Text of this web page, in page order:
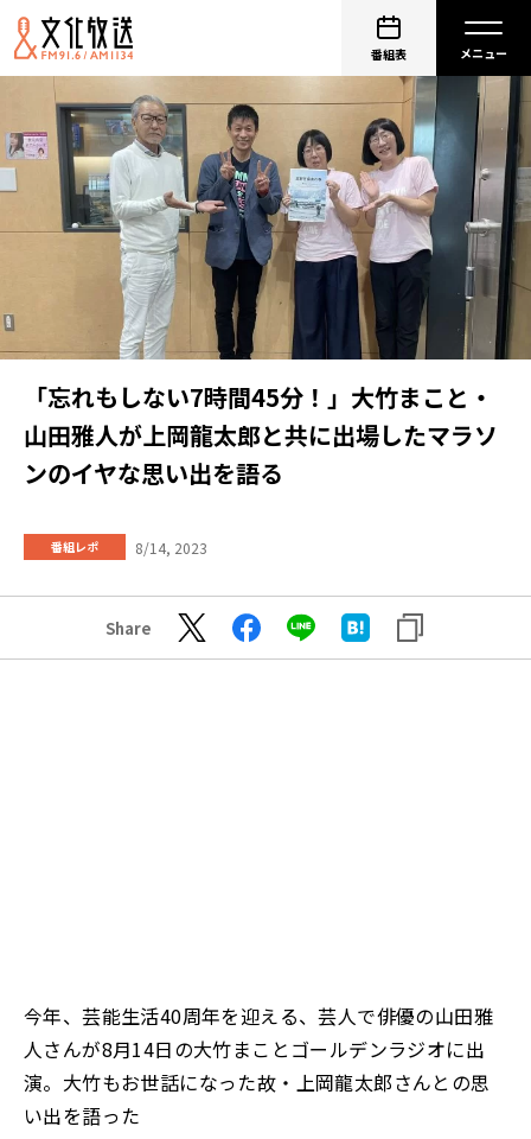
番組表
「忘れもしない7時間45分！」大竹まこと・
山田雅人が上岡龍太郎と共に出場したマラソ
ンのイヤな思い出を語る
番組レポ 8/14, 2023
Share
今年、芸能生活40周年を迎える、芸人で俳優の山田雅
人さんが8月14日の大竹まことゴールデンラジオに出
演。大竹もお世話になった故・上岡龍太郎さんとの思
い出を語った